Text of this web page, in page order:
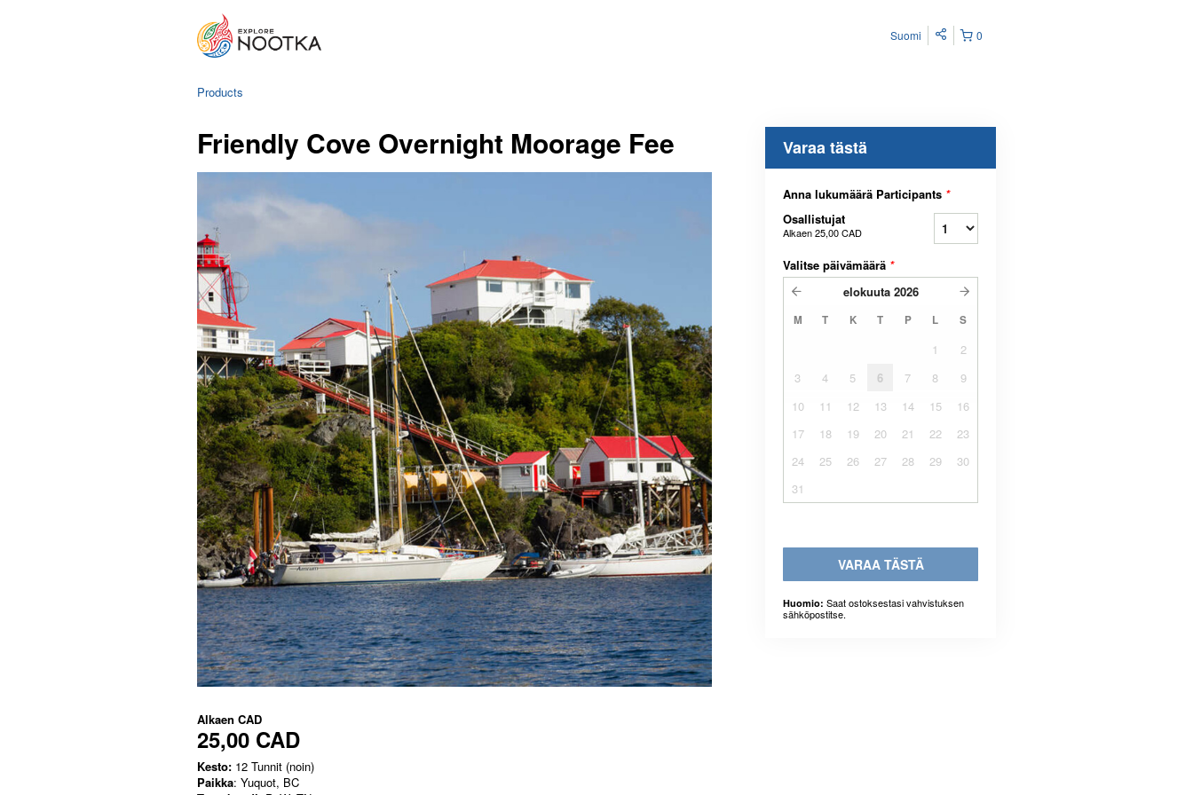
0
Suomi
Products
Friendly Cove Overnight Moorage Fee
Alkaen CAD
25,00 CAD
Kesto: 12 Tunnit (noin)
Paikka: Yuquot, BC
Varaa tästä
Anna lukumäärä Participants *
Osallistujat
Alkaen25,00 CAD
Valitse päivämäärä *
elokuuta 2026
M T K T P L S
1
2
3
4 5 6 7 8
9
10
11 12 13 14 15
16
17
18 19 20 21 22
23
24
25 26 27 28 29
30
31
VARAA TÄSTÄ
Huomio: Saat ostoksestasi vahvistuksen
sähköpostitse.